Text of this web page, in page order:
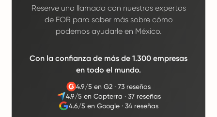
Reserve una llamada con nuestros expertos
de EOR para saber más sobre cómo
podemos ayudarle en México.
Con la confianza de más de 1.300 empresas
en todo el mundo.
4.9/5 en G2 ·73 reseñas
4.9/5 en Capterra ·37 reseñas
4.6/5 en Google· 34 reseñas